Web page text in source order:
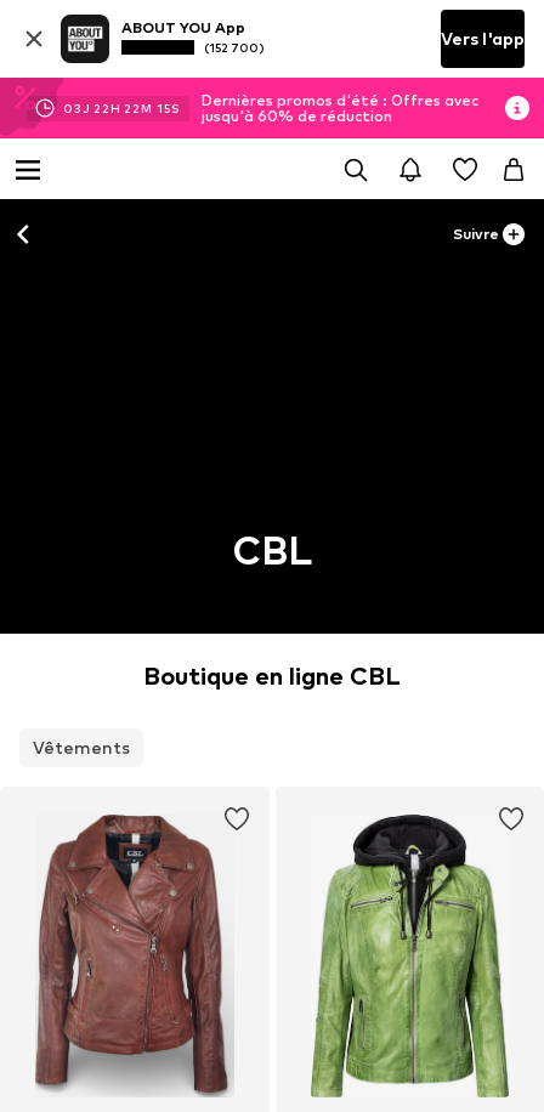
ABOUT YOU App
(152 700) Vers l'app
03J 22H 22M 14S
Dernières promos d'été : Offres avec
jusqu'à 60% de réduction
Suivre
CBL
Boutique en ligne CBL
Vêtements